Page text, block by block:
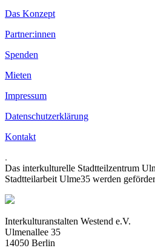
Das Konzept
Partner:innen
Spenden
Mieten
Impressum
Datenschutzerklärung
Kontakt
.
Das interkulturelle Stadtteilzentrum
Stadtteilarbeit Ulme35 werden
Interkulturanstalten Westend e.V.
Ulmenallee 35
14050 Berlin